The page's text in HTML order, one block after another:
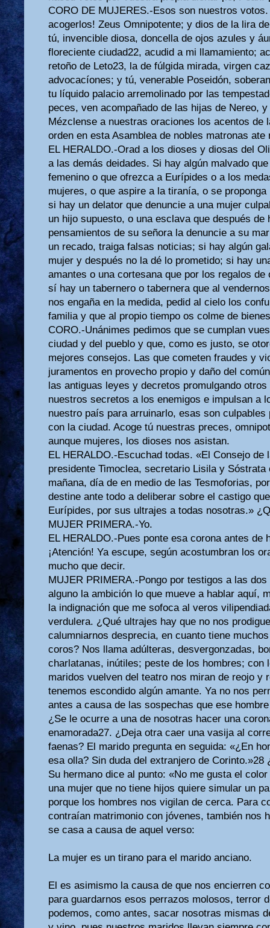
CORO DE MUJERES.-Esos son nuestros
acogerlos! Zeus Omnipotente; y dios de la lira
tú, invencible diosa, doncella de ojos azules y
floreciente ciudad22, acudid a mi llamamiento;
retoño de Leto23, la de fúlgida mirada, virgen
advocacíones; y tú, venerable Poseidón,
tu líquido palacio arremolinado por las
peces, ven acompañado de las hijas de Nereo,
Mézclense a nuestras oraciones los acentos de
orden en esta Asamblea de nobles matronas ate
EL HERALDO.-Orad a los dioses y diosas del
a las demás deidades. Si hay algún malvado
femenino o que ofrezca a Eurípides o a los
mujeres, o que aspire a la tiranía, o se
si hay un delator que denuncie a una mujer
un hijo supuesto, o una esclava que después de
pensamientos de su señora la denuncie a su
un recado, traiga falsas noticias; si hay algún
mujer y después no la dé lo prometido; si hay
amantes o una cortesana que por los regalos de
sí hay un tabernero o tabernera que al
nos engaña en la medida, pedid al cielo los
familia y que al propio tiempo os colme de
CORO.-Unánimes pedimos que se cumplan
ciudad y del pueblo y que, como es justo, se
mejores consejos. Las que cometen fraudes y
juramentos en provecho propio y daño del
las antiguas leyes y decretos promulgando
nuestros secretos a los enemigos e impulsan a
nuestro país para arruinarlo, esas son
con la ciudad. Acoge tú nuestras preces,
aunque mujeres, los dioses nos asistan.
EL HERALDO.-Escuchad todas. «El Consejo de
presidente Timoclea, secretario Lisila y Sóstrata
mañana, día de en medio de las Tesmoforias,
destine ante todo a deliberar sobre el castigo
Eurípides, por sus ultrajes a todas nosotras.»
MUJER PRIMERA.-Yo.
EL HERALDO.-Pues ponte esa corona antes de
¡Atención! Ya escupe, según acostumbran los
mucho que decir.
MUJER PRIMERA.-Pongo por testigos a las
alguno la ambición lo que mueve a hablar aquí,
la indignación que me sofoca al veros
verdulera. ¿Qué ultrajes hay que no nos
calumniarnos desprecia, en cuanto tiene
coros? Nos llama adúlteras, desvergonzadas,
charlatanas, inútiles; peste de los hombres; con
maridos vuelven del teatro nos miran de reojo y
tenemos escondido algún amante. Ya no nos
antes a causa de las sospechas que ese
¿Se le ocurre a una de nosotras hacer una
enamorada27. ¿Deja otra caer una vasija al
faenas? El marido pregunta en seguida: «¿En
esa olla? Sin duda del extranjero de Corinto.»28
Su hermano dice al punto: «No me gusta el
una mujer que no tiene hijos quiere simular un
porque los hombres nos vigilan de cerca. Para
contraían matrimonio con jóvenes, también nos
se casa a causa de aquel verso:
La mujer es un tirano para el marido anciano.
El es asimismo la causa de que nos encierren
para guardarnos esos perrazos molosos, terror
podemos, como antes, sacar nosotras mismas